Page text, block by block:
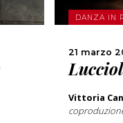
DANZA IN
21 marzo
Vittoria